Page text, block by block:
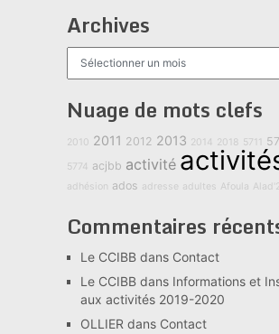
Archives
Archives
Nuage de mots clefs
2010 2011 2012 2013 2014 2018 5711
5774 acjbb activité
adhésion ados adresse adultes Afoula Alad'2
Commentaires
Le CCIBBdans Contact
Le CCIBBdans Informations et
aux activités 2019-2020
OLLIER dans Contact